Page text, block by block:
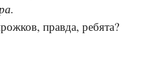
правда, ребята?